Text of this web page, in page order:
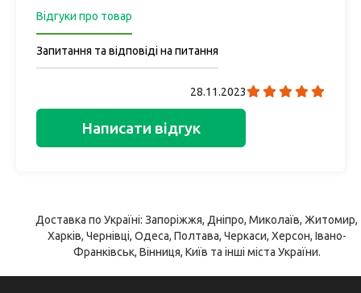
Відгуки про товар
Запитання та відповіді на питання
28.11.2023
Написати відгук
Доставка по Україні: Запоріжжя, Дніпро, Миколаїв, Житомир,
Харків, Чернівці, Одеса, Полтава, Черкаси, Херсон, Івано-
Франківськ, Вінниця, Київ та інші міста України.